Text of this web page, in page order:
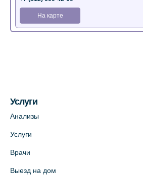
На карте
Медицинский центр на ул.
+7 (812) 660-73-69
Услуги
Анализы
Услуги
Врачи
Выезд на дом